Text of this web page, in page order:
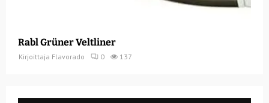
Rabl Grüner Veltliner
Kirjoittaja Flavorado 0 137